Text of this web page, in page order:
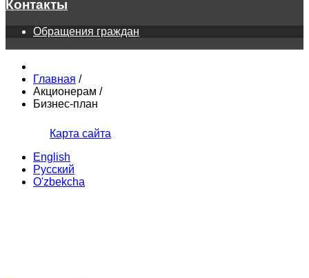
Контакты
Обращения граждан
Главная /
Акционерам /
Бизнес-план
Карта сайта
English
Русский
O'zbekcha